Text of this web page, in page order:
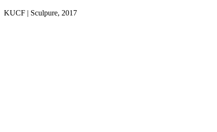
KUCF | Sculpure, 2017